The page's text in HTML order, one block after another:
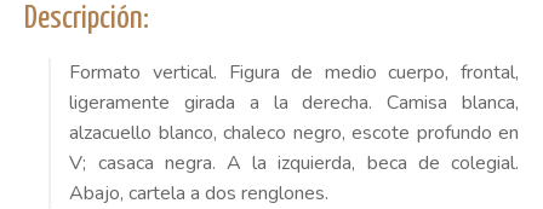
Descripción:
Formato vertical. Figura de medio cuerpo, frontal,
ligeramente girada a la derecha. Camisa blanca,
alzacuello blanco, chaleco negro, escote profundo en
V; casaca negra. A la izquierda, beca de colegial.
Abajo, cartela a dos renglones.